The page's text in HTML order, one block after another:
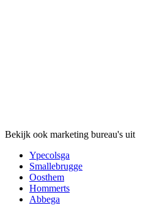
Bekijk ook marketing bureau's uit
Ypecolsga
Smallebrugge
Oosthem
Hommerts
Abbega